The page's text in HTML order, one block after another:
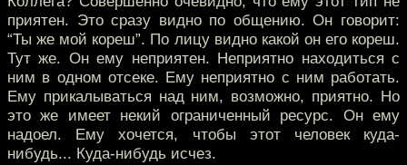
приятен. Это сразу видно по общению. Он говорит:
“Ты же мой кореш”. По лицу видно какой он его кореш.
Тут же. Он ему неприятен. Неприятно находиться с
ним в одном отсеке. Ему неприятно с ним работать.
Ему прикалываться над ним, возможно, приятно. Но
это же имеет некий ограниченный ресурс. Он ему
надоел. Ему хочется, чтобы этот человек куда-
нибудь... Куда-нибудь исчез.